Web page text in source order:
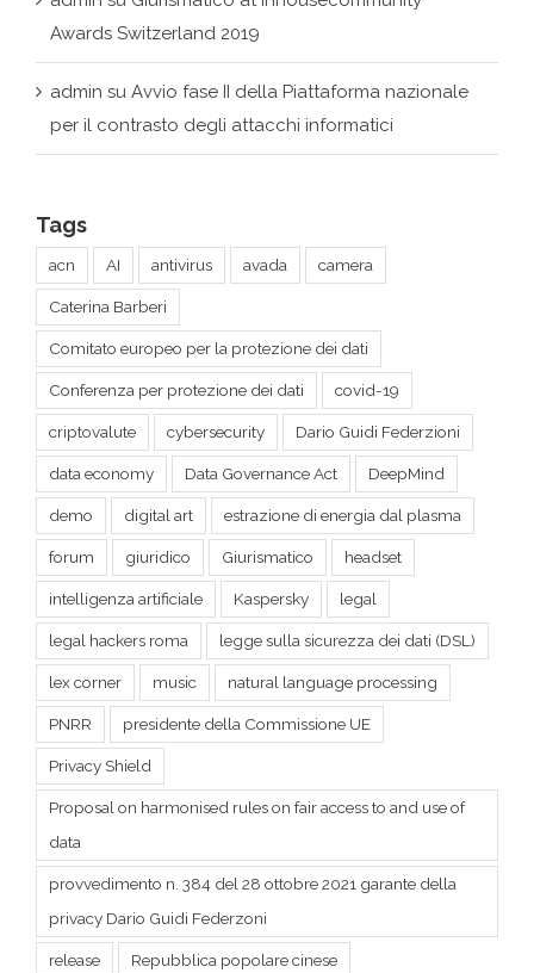
per il contrasto degli attacchi informatici
Tags
Comitato europeo per la protezione dei dati
Conferenza per protezione dei dati
criptovalute cybersecurity Dario Guidi Federzioni
data economy Data Governance Act DeepMind
demo digital art estrazione di energia dal plasma
forum giuridico Giurismatico headset
intelligenza artificiale Kaspersky legal
legal hackers roma legge sulla sicurezza dei dati (DSL)
lex corner music natural language processing
PNRR presidente della Commissione UE
Privacy Shield
Proposal on harmonised rules on fair access to and use of
data
provvedimento n. 384 del 28 ottobre 2021 garante della
privacy Dario Guidi Federzoni
release Repubblica popolare cinese
survery research intelligenza artificiale